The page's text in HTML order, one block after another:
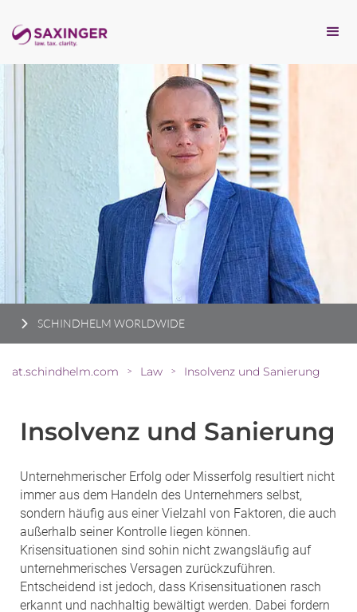
SCHINDHELM WORLDWIDE
at.schindhelm.com > Law > Insolvenz und Sanierung
Insolvenz und Sanierung
Unternehmerischer Erfolg oder Misserfolg resultiert nicht
immer aus dem Handeln des Unternehmers selbst,
sondern häufig aus einer Vielzahl von Faktoren, die auch
außerhalb seiner Kontrolle liegen können.
Krisensituationen sind sohin nicht zwangsläufig auf
unternehmerisches Versagen zurückzuführen.
Entscheidend ist jedoch, dass Krisensituationen rasch
erkannt und nachhaltig bewältigt werden. Dabei fordern